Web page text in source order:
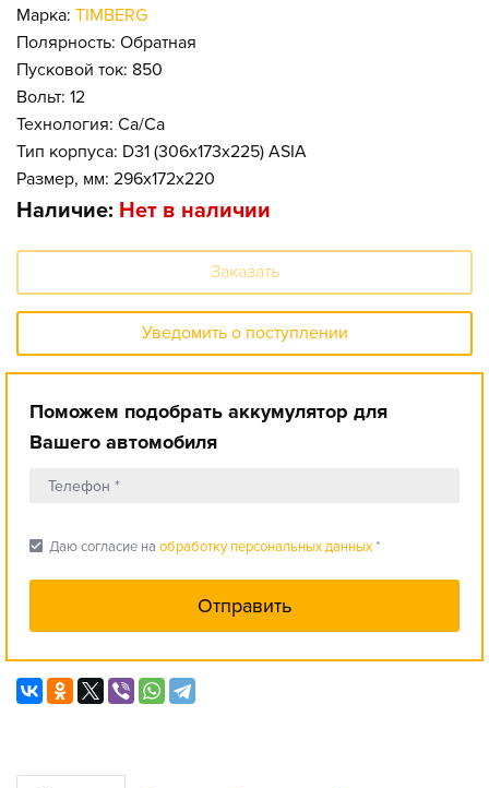
Марка: TIMBERG
Полярность: Обратная
Пусковой ток: 850
Вольт: 12
Технология: Ca/Ca
Тип корпуса: D31 (306x173x225) ASIA
Размер, мм: 296x172x220
Наличие: Нет в наличии
Заказать
Уведомить о поступлении
Поможем подобрать аккумулятор для
Вашего автомобиля
check_box Даю согласие на обработку персональных данных*